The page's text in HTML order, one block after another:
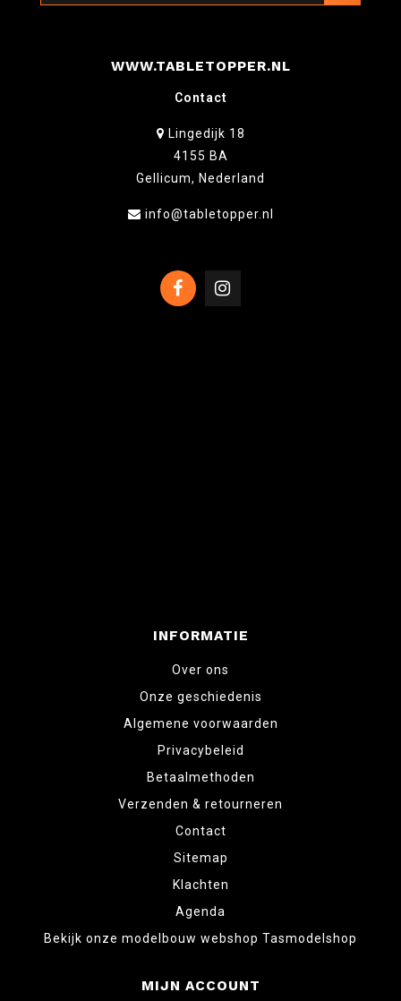
WWW.TABLETOPPER.NL
Contact
Lingedijk 18
4155 BA
Gellicum, Nederland
info@tabletopper.nl
INFORMATIE
Over ons
Onze geschiedenis
Algemene voorwaarden
Privacybeleid
Betaalmethoden
Verzenden & retourneren
Contact
Sitemap
Klachten
Agenda
Bekijk onze modelbouw webshop Tasmodelshop
MIJN ACCOUNT